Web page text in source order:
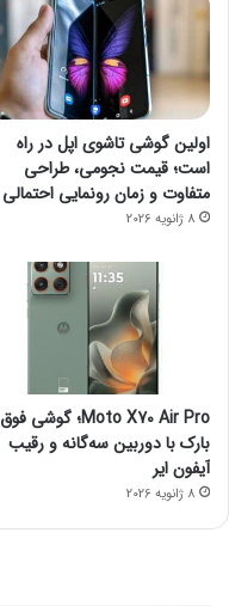
اولین گوشی تاشوی اپل در راه
است؛ قیمت نجومی، طراحی
متفاوت و زمان رونمایی احتمالی
8 ژانویه 2026
Moto X70 Air Pro؛ گوشی فوق
بارک با دوربین سه‌گانه و رقیب
آیفون ایر
8 ژانویه 2026